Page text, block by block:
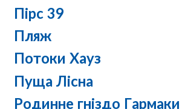
Пірс 39
Пляж
Потоки Хауз
Пуща Лісна
Родинне гніздо Гармаки